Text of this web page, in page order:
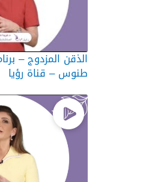
الذقن المزدوج –
طنوس – قناة رؤيا